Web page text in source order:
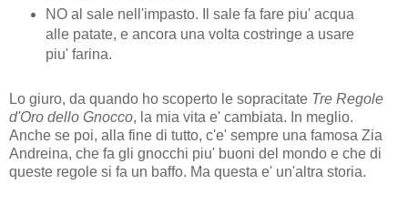
NO al sale nell'impasto. Il sale fa fare piu' acqua
alle patate, e ancora una volta costringe a usare
piu' farina.
Lo giuro, da quando ho scoperto le sopracitate Tre Regole
d'Oro dello Gnocco, la mia vita e' cambiata. In meglio.
Anche se poi, alla fine di tutto, c'e' sempre una famosa Zia
Andreina, che fa gli gnocchi piu' buoni del mondo e che di
queste regole si fa un baffo. Ma questa e' un'altra storia.